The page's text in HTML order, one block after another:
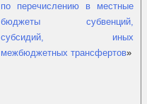
по перечислению в местные
бюджеты субвенций,
субсидий, иных
межбюджетных трансфертов»